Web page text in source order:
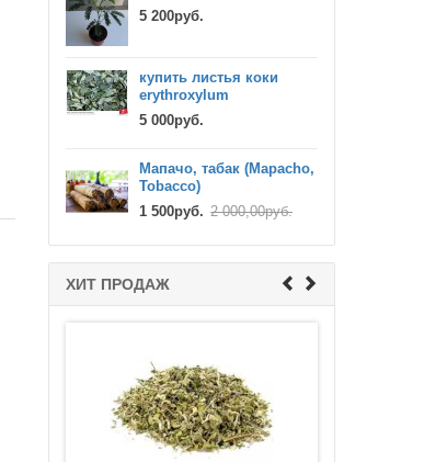
5 200руб.
купить листья коки
erythroxylum
5 000руб.
Мапачо, табак (Mapacho,
Tobacco)
1 500руб. 2 000,00руб.
ХИТ ПРОДАЖ
Лисички сухие, цельный гриб
600руб. 700,00руб.
Мапачо, табак (Mapacho, Tobacco)
1 500руб. 2 000,00руб.